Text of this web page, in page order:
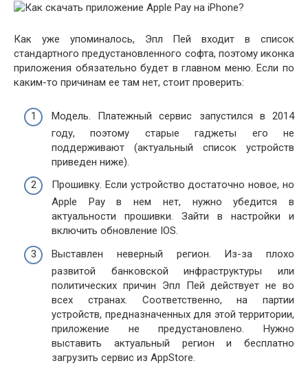
Как уже упоминалось, Эпл Пей входит в список
стандартного предустановленного софта, поэтому иконка
приложения обязательно будет в главном меню. Если по
каким-то причинам ее там нет, стоит проверить:
Модель. Платежный сервис запустился в 2014
году, поэтому старые гаджеты его не
поддерживают (актуальный список устройств
приведен ниже).
Прошивку. Если устройство достаточно новое, но
Apple Pay в нем нет, нужно убедится в
актуальности прошивки. Зайти в настройки и
включить обновление IOS.
Выставлен неверный регион. Из-за плохо
развитой банковской инфраструктуры или
политических причин Эпл Пей действует не во
всех странах. Соответственно, на партии
устройств, предназначенных для этой территории,
приложение не предустановлено. Нужно
выставить актуальный регион и бесплатно
загрузить сервис из AppStore.